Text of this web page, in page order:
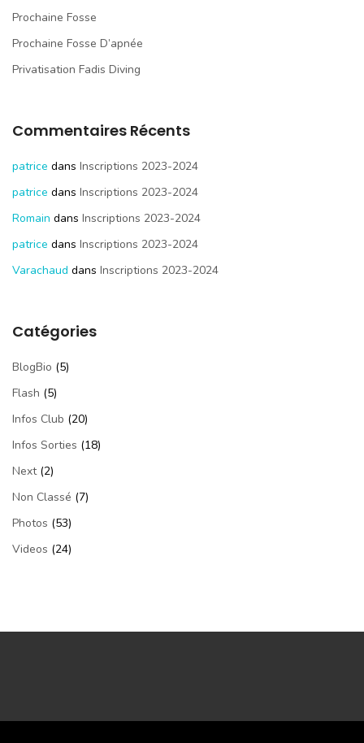
Prochaine Fosse
Prochaine Fosse D’apnée
Privatisation Fadis Diving
Commentaires Récents
patrice dans Inscriptions 2023-2024
patrice dans Inscriptions 2023-2024
Romain dans Inscriptions 2023-2024
patrice dans Inscriptions 2023-2024
Varachaud dans Inscriptions 2023-2024
Catégories
BlogBio (5)
Flash (5)
Infos Club (20)
Infos Sorties (18)
Next(2)
Non Classé (7)
Photos (53)
Videos (24)